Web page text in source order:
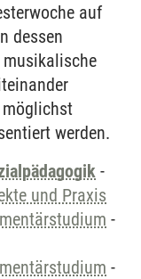
auf
dessen
werden.
-
und Praxis
-
-